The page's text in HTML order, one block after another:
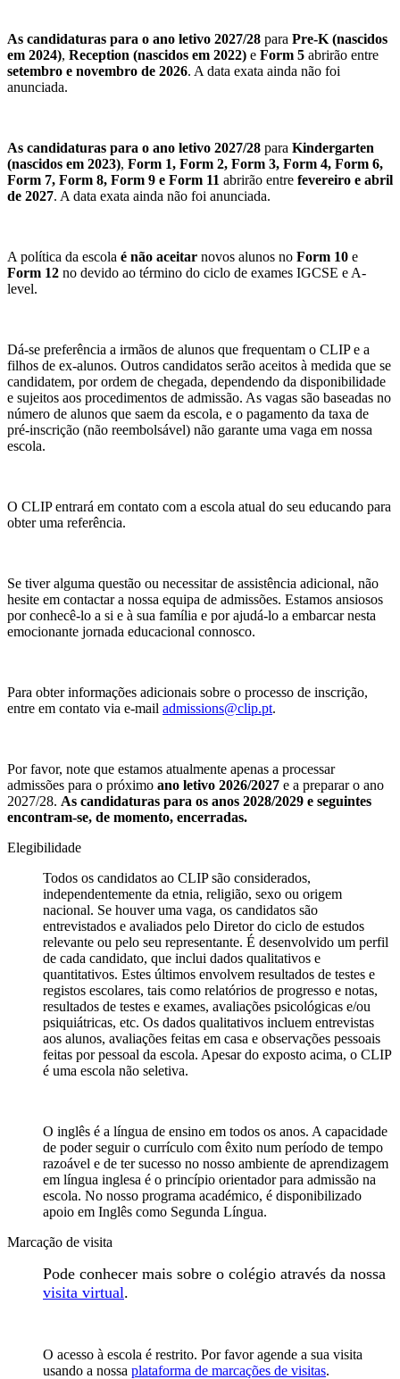
As candidaturas para o ano letivo 2027/28 para Pre-K (nascidos
em 2024), Reception (nascidos em 2022) e Form 5 abrirão entre
setembro e novembro de 2026. A data exata ainda não foi
anunciada.
As candidaturas para o ano letivo 2027/28 para Kindergarten
(nascidos em 2023), Form 1, Form 2, Form 3, Form 4, Form 6,
Form 7, Form 8, Form 9 e Form 11 abrirão entre fevereiro e abril
de 2027. A data exata ainda não foi anunciada.
A política da escola é não aceitar novos alunos no Form 10 e
Form 12 no devido ao término do ciclo de exames IGCSE e A-
level.
Dá-se preferência a irmãos de alunos que frequentam o CLIP e a
filhos de ex-alunos. Outros candidatos serão aceitos à medida que se
candidatem, por ordem de chegada, dependendo da disponibilidade
e sujeitos aos procedimentos de admissão. As vagas são baseadas no
número de alunos que saem da escola, e o pagamento da taxa de
pré-inscrição (não reembolsável) não garante uma vaga em nossa
escola.
O CLIP entrará em contato com a escola atual do seu educando para
obter uma referência.
Se tiver alguma questão ou necessitar de assistência adicional, não
hesite em contactar a nossa equipa de admissões. Estamos ansiosos
por conhecê-lo a si e à sua família e por ajudá-lo a embarcar nesta
emocionante jornada educacional connosco.
Para obter informações adicionais sobre o processo de inscrição,
entre em contato via e-mail admissions@clip.pt.
Por favor, note que estamos atualmente apenas a processar
admissões para o próximo ano letivo 2026/2027 e a preparar o ano
2027/28. As candidaturas para os anos 2028/2029 e seguintes
encontram-se, de momento, encerradas.
Elegibilidade
Todos os candidatos ao CLIP são considerados,
independentemente da etnia, religião, sexo ou origem
nacional. Se houver uma vaga, os candidatos são
entrevistados e avaliados pelo Diretor do ciclo de estudos
relevante ou pelo seu representante. É desenvolvido um perfil
de cada candidato, que inclui dados qualitativos e
quantitativos. Estes últimos envolvem resultados de testes e
registos escolares, tais como relatórios de progresso e notas,
resultados de testes e exames, avaliações psicológicas e/ou
psiquiátricas, etc. Os dados qualitativos incluem entrevistas
aos alunos, avaliações feitas em casa e observações pessoais
feitas por pessoal da escola. Apesar do exposto acima, o CLIP
é uma escola não seletiva.
O inglês é a língua de ensino em todos os anos. A capacidade
de poder seguir o currículo com êxito num período de tempo
razoável e de ter sucesso no nosso ambiente de aprendizagem
em língua inglesa é o princípio orientador para admissão na
escola. No nosso programa académico, é disponibilizado
apoio em Inglês como Segunda Língua.
Marcação de visita
Pode conhecer mais sobre o colégio através da nossa
visita virtual.
O acesso à escola é restrito. Por favor agende a sua visita
usando a nossa plataforma de marcações de visitas.